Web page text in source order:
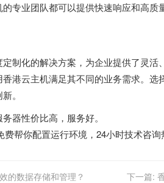
专业团队都可以提供快速响应和高
制化的解决方案，为企业提供了灵
港云主机满足其不同的业务需求。
。
器性价比高，服务好。
帮你配置运行环境，24小时技术咨询
的数据存储和管理？ 下一篇: